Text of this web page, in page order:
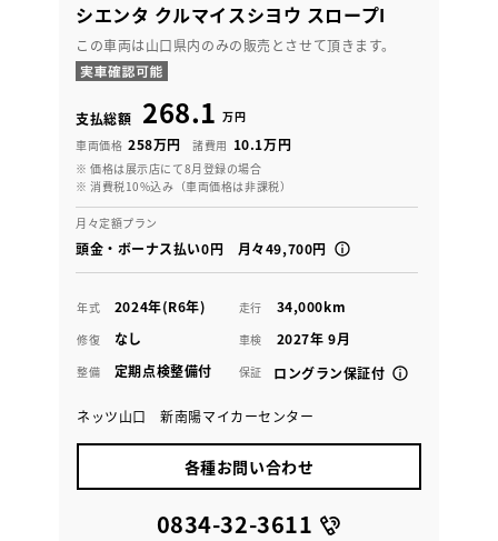
シエンタ クルマイスシヨウ スロープI
この車両は山口県内のみの販売とさせて頂きます。
支払総額 268.1 万円
車両価格 258万円 諸費用 10.1万円
※ 価格は展示店にて8月登録の場合
※ 消費税10%込み（車両価格は非課税）
月々定額プラン
頭金・ボーナス払い0円 月々49,700円
年式 2024年(R6年) 走行 34,000km
修復 なし 車検 2027年 9月
整備 定期点検整備付 保証 ロングラン保証付
ネッツ山口 新南陽マイカーセンター
各種お問い合わせ
0834-32-3611